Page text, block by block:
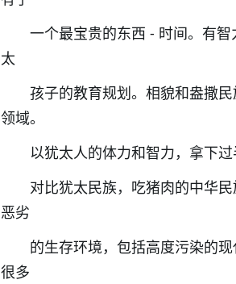
一个最宝贵的东西 - 时间。有
太
孩子的教育规划。相貌和盎撒
领域。
以犹太人的体力和智力，拿下
对比犹太民族，吃猪肉的中华
恶劣
的生存环境，包括高度污染的
很多